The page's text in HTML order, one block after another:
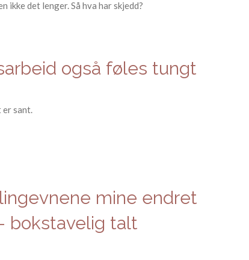
ikke det lenger. Så hva har skjedd?
også føles tungt
er sant.
mine endret
bokstavelig talt